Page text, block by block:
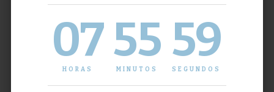
07
HORAS
56
MINUTOS
00
SEGUNDOS